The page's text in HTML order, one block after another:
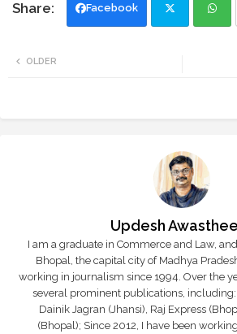
Facebook
OLDER
Updesh Awasthee
I am a graduate in Commerce and Law,
Bhopal, the capital city of Madhya
working in journalism since 1994. Over the
several prominent publications, including:
Dainik Jagran (Jhansi), Raj Express
(Bhopal); Since 2012, I have been